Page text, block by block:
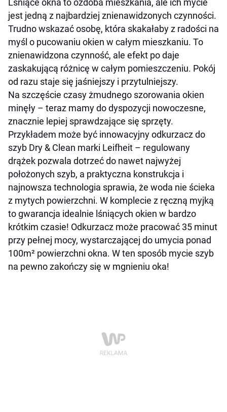
Lśniące okna to ozdoba mieszkania, ale ich mycie
jest jedną z najbardziej znienawidzonych czynności.
Trudno wskazać osobę, która skakałaby z radości na
myśl o pucowaniu okien w całym mieszkaniu. To
znienawidzona czynność, ale efekt po daje
zaskakującą różnicę w całym pomieszczeniu. Pokój
od razu staje się jaśniejszy i przytulniejszy.
Na szczęście czasy żmudnego szorowania okien
minęły – teraz mamy do dyspozycji nowoczesne,
znacznie lepiej sprawdzające się sprzęty.
Przykładem może być innowacyjny odkurzacz do
szyb Dry & Clean marki Leifheit – regulowany
drążek pozwala dotrzeć do nawet najwyżej
położonych szyb, a praktyczna konstrukcja i
najnowsza technologia sprawia, że woda nie ścieka
z mytych powierzchni. W komplecie z ręczną myjką
to gwarancja idealnie lśniących okien w bardzo
krótkim czasie! Odkurzacz może pracować 35 minut
przy pełnej mocy, wystarczającej do umycia ponad
100m² powierzchni okna. W ten sposób mycie szyb
na pewno zakończy się w mgnieniu oka!